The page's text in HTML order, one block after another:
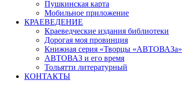
Пушкинская карта
Мобильное приложение
КРАЕВЕДЕНИЕ
Краеведческие издания библиотеки
Дорогая моя провинция
Книжная серия «Творцы «АВТОВАЗа»
АВТОВАЗ и его время
Тольятти литературный
КОНТАКТЫ